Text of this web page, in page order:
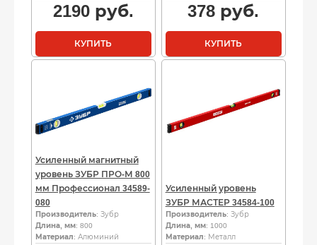
2190руб.
КУПИТЬ
378 руб.
КУПИТЬ
Усиленный магнитный
уровень ЗУБР ПРО-М 800
мм Профессионал 34589-
080
Производитель: Зубр
Длина, мм: 800
Материал: Алюминий
Усиленный уровень
ЗУБР МАСТЕР 34584-100
Производитель: Зубр
Длина, мм: 1000
Материал: Металл